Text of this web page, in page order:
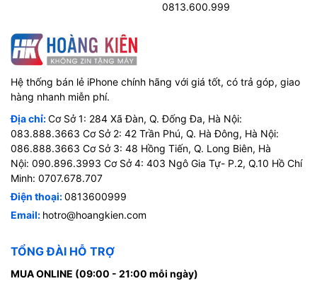
0813.600.999
Hệ thống bán lẻ iPhone chính hãng với giá tốt, có trả góp, giao
hàng nhanh miễn phí.
Địa chỉ:Cơ Sở 1: 284 Xã Đàn, Q. Đống Đa, Hà Nội:
083.888.3663 Cơ Sở 2: 42 Trần Phú, Q. Hà Đông, Hà Nội:
086.888.3663 Cơ Sở 3: 48 Hồng Tiến, Q. Long Biên, Hà
Nội: 090.896.3993 Cơ Sở 4: 403 Ngô Gia Tự- P.2, Q.10 Hồ Chí
Minh: 0707.678.707
Điện thoại:0813600999
Email: hotro@hoangkien.com
TỔNG ĐÀI HỖ TRỢ
MUA ONLINE (09:00 - 21:00 mỗi ngày)